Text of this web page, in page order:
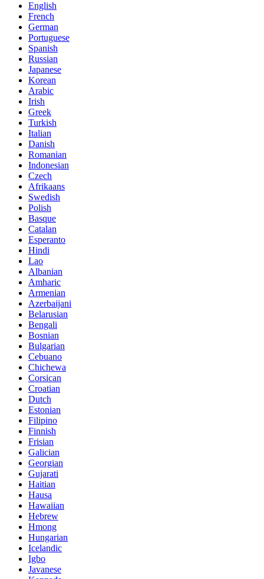
English
French
German
Portuguese
Spanish
Russian
Japanese
Korean
Arabic
Irish
Greek
Turkish
Italian
Danish
Romanian
Indonesian
Czech
Afrikaans
Swedish
Polish
Basque
Catalan
Esperanto
Hindi
Lao
Albanian
Amharic
Armenian
Azerbaijani
Belarusian
Bengali
Bosnian
Bulgarian
Cebuano
Chichewa
Corsican
Croatian
Dutch
Estonian
Filipino
Finnish
Frisian
Galician
Georgian
Gujarati
Haitian
Hausa
Hawaiian
Hebrew
Hmong
Hungarian
Icelandic
Igbo
Javanese